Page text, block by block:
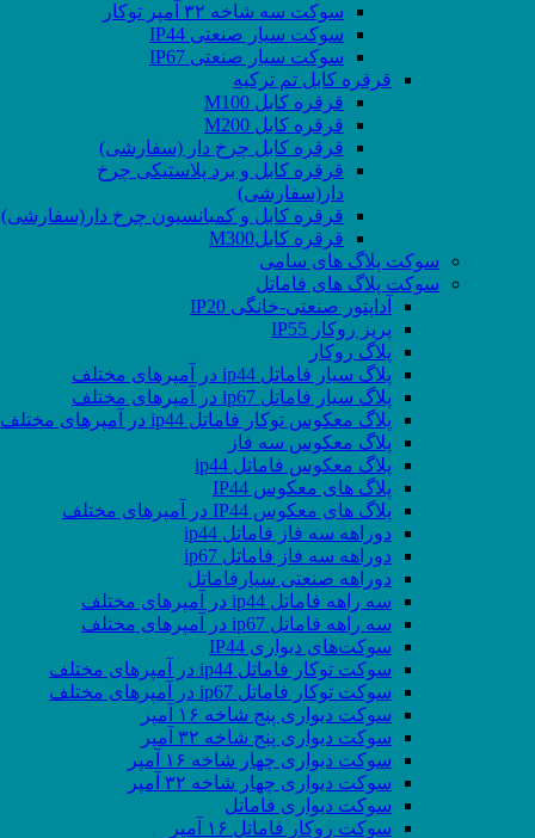
سوکت سه شاخه ۳۲ آمپر توکار
سوکت سیار صنعتی IP44
سوکت سیار صنعتی IP67
قرقره کابل تم ترکیه
قرقره کابل M100
قرقره کابل M200
قرقره کابل چرخ دار (سفارشی)
قرقره کابل و برد پلاستیکی چرخ
دار(سفارشی)
قرقره کابل و کمبانسیون چرخ دار(سفارشی)
قرقره کابلM300
سوکت پلاگ های سامی
سوکت پلاگ های فاماتل
آداپتور صنعتی-خانگی IP20
پریز روکار IP55
پلاگ روکار
پلاگ سیار فاماتل ip44 در آمپرهای مختلف
پلاگ سیار فاماتل ip67 در آمپرهای مختلف
پلاگ معکوس توکار فاماتل ip44 در آمپرهای مختلف
پلاگ معکوس سه فاز
پلاگ معکوس فاماتل ip44
پلاگ های معکوس IP44
پلاگ های معکوس IP44 در آمپرهای مختلف
دوراهه سه فاز فاماتل ip44
دوراهه سه فاز فاماتل ip67
دوراهه صنعتی سیارفاماتل
سه راهه فاماتل ip44 در آمپرهای مختلف
سه راهه فاماتل ip67 در آمپرهای مختلف
سوکت‌های دیواری IP44
سوکت توکار فاماتل ip44 در آمپرهای مختلف
سوکت توکار فاماتل ip67 در آمپرهای مختلف
سوکت دیواری پنج شاخه ۱۶ آمپر
سوکت دیواری پنج شاخه ۳۲ آمپر
سوکت دیواری چهار شاخه ۱۶ آمپر
سوکت دیواری چهار شاخه ۳۲ آمپر
سوکت دیواری فاماتل
سوکت روکار فاماتل ۱۶ آمپر